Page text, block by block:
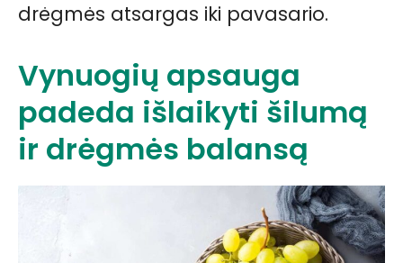
drėgmės atsargas iki pavasario.
Vynuogių apsauga
padeda išlaikyti šilumą
ir drėgmės balansą